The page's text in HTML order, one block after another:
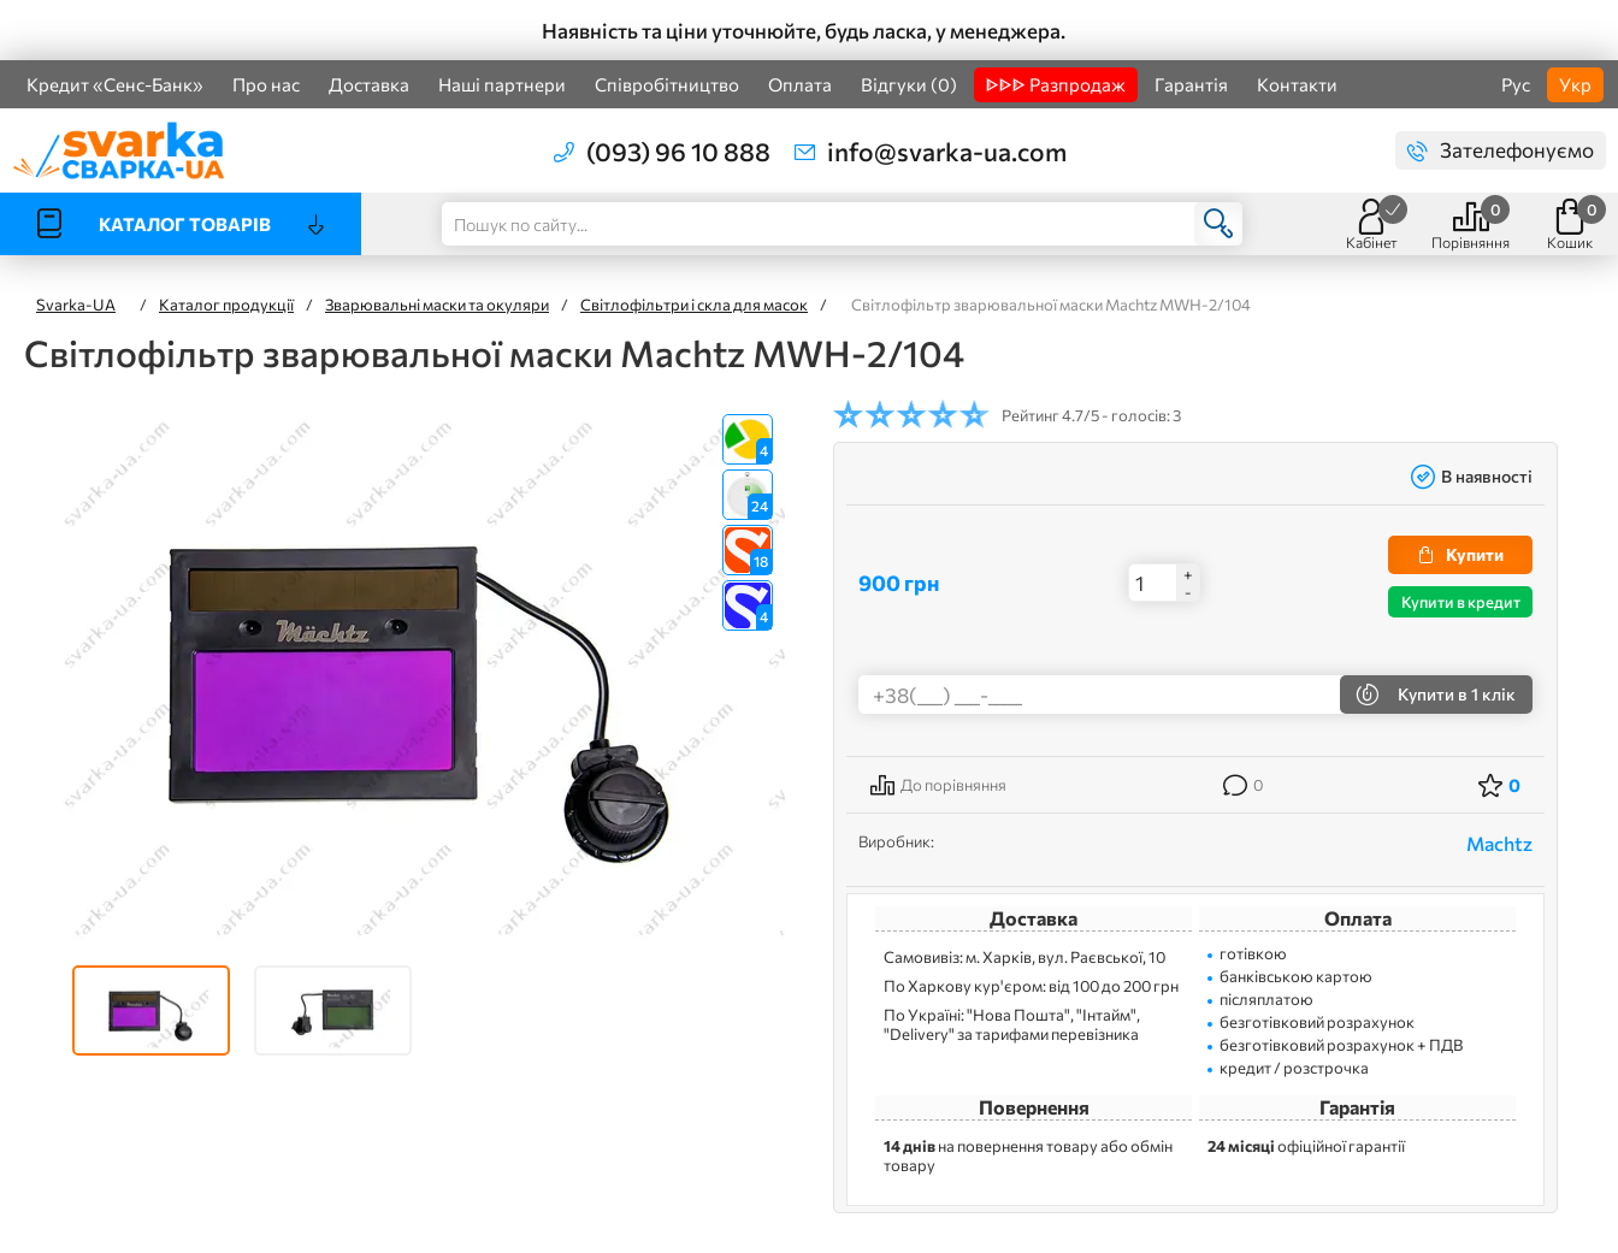
Наявність та ціни уточнюйте, будь ласка, у менеджера.
Кредит «Сенс-Банк» Про нас Доставка Наші партнери Співробітництво Оплата Відгуки (0) ᐈᐈᐈ Разпродаж Гарантія Контакти Рус Укр
(093) 96 10 888 info@svarka-ua.com Зателефонуємо
КАТАЛОГ ТОВАРІВ
Кабінет Порівняння
0
Кошик
0
Svarka-UA / Каталог продукції / Зварювальні маски та окуляри / Світлофільтри і скла для масок / Світлофільтр зварювальної маски Machtz MWH-2/104
Світлофільтр зварювальної маски Machtz MWH-2/104
4
24
18
4
Рейтинг4.7/5 - голосів: 3
В наявності
900 грн
+
-
Купити
Купити в кредит
Купити в 1 клік
До порівняння 0 0
Виробник: Machtz
Доставка
Самовивіз: м. Харків, вул. Раєвської, 10
По Харкову кур'єром: від 100 до 200 грн
По Україні: "Нова Пошта", "Інтайм",
"Delivery" за тарифами перевізника
Оплата
готівкою
банківською картою
післяплатою
безготівковий розрахунок
безготівковий розрахунок + ПДВ
кредит / розстрочка
Повернення
14 днівна повернення товару або обмін
товару
Гарантія
24 місяціофіційної гарантії